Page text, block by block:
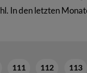
In den letzten
111 112 113